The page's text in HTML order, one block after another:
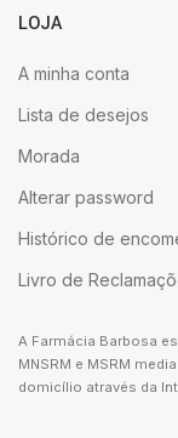
LOJA
A minha conta
Lista de desejos
Morada
Alterar password
Histórico de
Livro de
A Farmácia Barbosa
MNSRM e MSRM
domicílio através da